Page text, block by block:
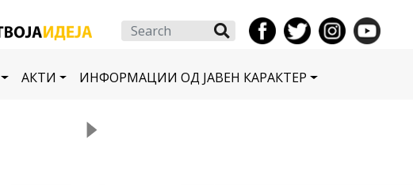
Search
АКТИ ИНФОРМАЦИИ ОД ЈАВЕН КАРАКТЕР